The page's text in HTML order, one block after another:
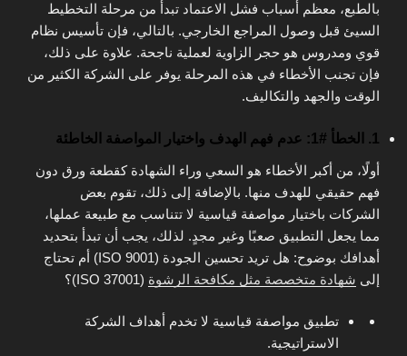
بالطبع، معظم أسباب فشل الاعتماد تبدأ من مرحلة التخطيط
السيئ قبل وصول المراجع الخارجي. بالتالي، فإن تأسيس نظام
قوي ومدروس هو حجر الزاوية لعملية ناجحة. علاوة على ذلك،
فإن تجنب الأخطاء في هذه المرحلة يوفر على الشركة الكثير من
الوقت والجهد والتكاليف.
1. الخطأ #1: عدم فهم الهدف واختيار المواصفة الخاطئة
أولًا، من أكبر الأخطاء هو السعي وراء الشهادة كقطعة ورق دون
فهم حقيقي للهدف منها. بالإضافة إلى ذلك، تقوم بعض
الشركات باختيار مواصفة قياسية لا تتناسب مع طبيعة عملها،
مما يجعل التطبيق صعبًا وغير مجدٍ. لذلك، يجب أن تبدأ بتحديد
أهدافك بوضوح: هل تريد تحسين الجودة (ISO 9001) أم تحتاج
إلى شهادة متخصصة مثل مكافحة الرشوة (ISO 37001)؟
تطبيق مواصفة قياسية لا تخدم أهداف الشركة
الاستراتيجية.